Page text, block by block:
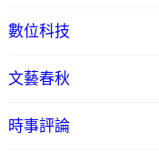
數位科技
文藝春秋
時事評論